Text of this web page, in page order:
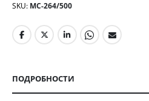
SKU МС-264/500
ПОДРОБНОСТИ